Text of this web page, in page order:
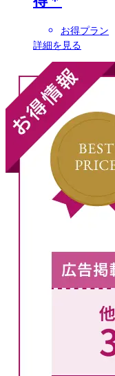
お得プラン
詳細を見る